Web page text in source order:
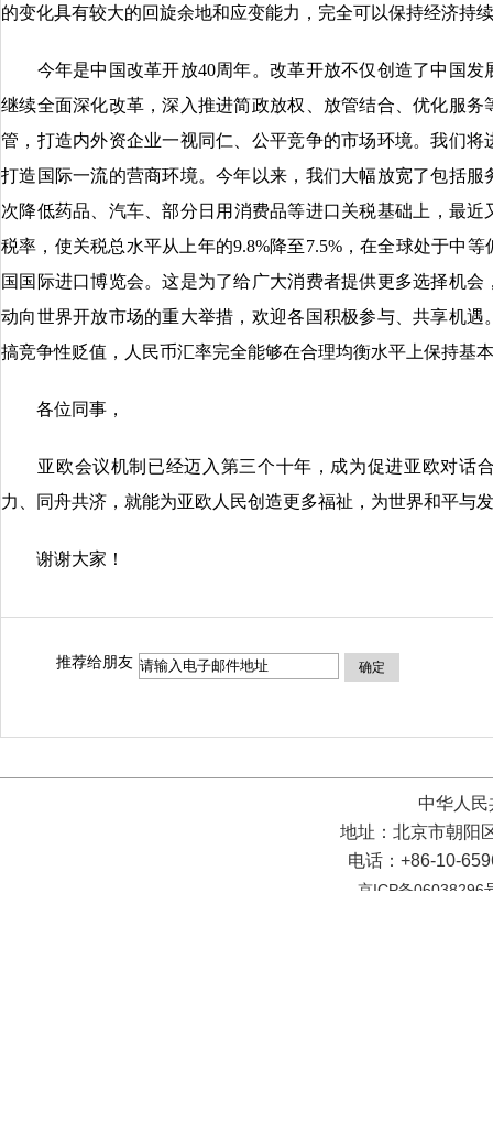
的变化具有较大的回旋余地和应变能力，完全可以保持经济持
今年是中国改革开放40周年。改革开放不仅创造了中国发
继续全面深化改革，深入推进简政放权、放管结合、优化服
管，打造内外资企业一视同仁、公平竞争的市场环境。我们
打造国际一流的营商环境。今年以来，我们大幅放宽了包括
次降低药品、汽车、部分日用消费品等进口关税基础上，最
税率，使关税总水平从上年的9.8%降至7.5%，在全球处于中
国国际进口博览会。这是为了给广大消费者提供更多选择机
动向世界开放市场的重大举措，欢迎各国积极参与、共享机
搞竞争性贬值，人民币汇率完全能够在合理均衡水平上保持基
各位同事，
亚欧会议机制已经迈入第三个十年，成为促进亚欧对话
力、同舟共济，就能为亚欧人民创造更多福祉，为世界和平与
谢谢大家！
推荐给朋友 确定
中华人
地址：北京市朝阳
电话：+86-10-
京ICP备06038296